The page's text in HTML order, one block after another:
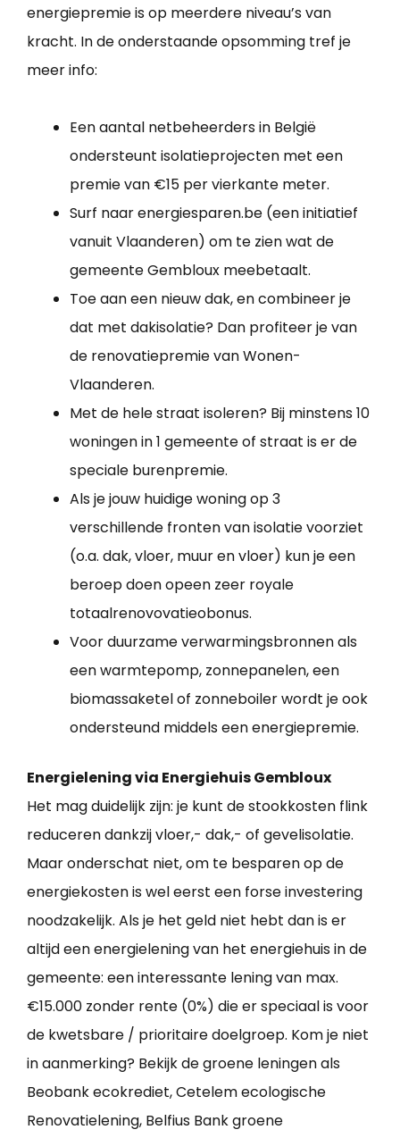
energiepremie is op meerdere niveau’s van
kracht. In de onderstaande opsomming tref je
meer info:
Een aantal netbeheerders in België
ondersteunt isolatieprojecten met een
premie van €15 per vierkante meter.
Surf naar energiesparen.be (een initiatief
vanuit Vlaanderen) om te zien wat de
gemeente Gembloux meebetaalt.
Toe aan een nieuw dak, en combineer je
dat met dakisolatie? Dan profiteer je van
de renovatiepremie van Wonen-
Vlaanderen.
Met de hele straat isoleren? Bij minstens 10
woningen in 1 gemeente of straat is er de
speciale burenpremie.
Als je jouw huidige woning op 3
verschillende fronten van isolatie voorziet
(o.a. dak, vloer, muur en vloer) kun je een
beroep doen opeen zeer royale
totaalrenovovatieobonus.
Voor duurzame verwarmingsbronnen als
een warmtepomp, zonnepanelen, een
biomassaketel of zonneboiler wordt je ook
ondersteund middels een energiepremie.
Energielening via Energiehuis Gembloux
Het mag duidelijk zijn: je kunt de stookkosten flink
reduceren dankzij vloer,- dak,- of gevelisolatie.
Maar onderschat niet, om te besparen op de
energiekosten is wel eerst een forse investering
noodzakelijk. Als je het geld niet hebt dan is er
altijd een energielening van het energiehuis in de
gemeente: een interessante lening van max.
€15.000 zonder rente (0%) die er speciaal is voor
de kwetsbare / prioritaire doelgroep. Kom je niet
in aanmerking? Bekijk de groene leningen als
Beobank ecokrediet, Cetelem ecologische
Renovatielening, Belfius Bank groene